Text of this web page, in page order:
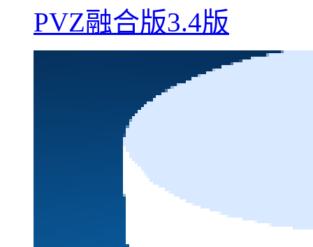
PVZ融合版3.4版